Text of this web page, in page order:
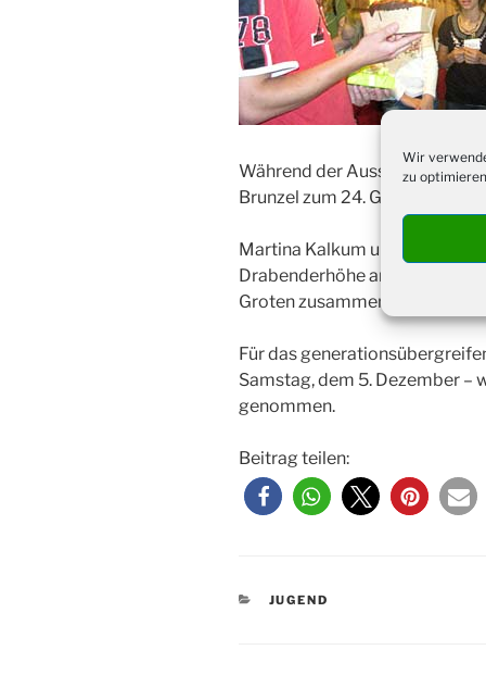
Wir
zu
Während der Ausstellung
Brunzel zum 24. Geburtstag
Martina Kalkum und Holger
Drabenderhöhe arbeiten
Groten zusammen.
Für das
Samstag, dem 5. Dezember –
genommen.
Beitrag teilen:
KATEGORIEN
JUGEND